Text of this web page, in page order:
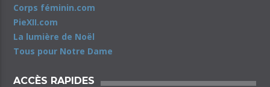
Corps féminin.com
PieXII.com
La lumière de Noël
Tous pour Notre Dame
ACCÈS RAPIDES